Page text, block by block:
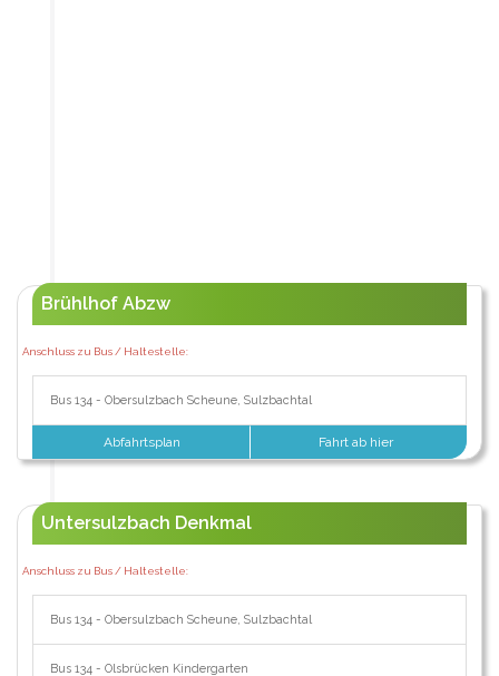
Brühlhof Abzw
Anschluss zu Bus / Haltestelle:
Bus 134 - Obersulzbach Scheune, Sulzbachtal
Abfahrtsplan Fahrt ab hier
Untersulzbach Denkmal
Anschluss zu Bus / Haltestelle:
Bus 134 - Obersulzbach Scheune, Sulzbachtal
Bus 134 - Olsbrücken Kindergarten